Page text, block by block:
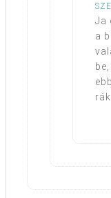
Ja
a